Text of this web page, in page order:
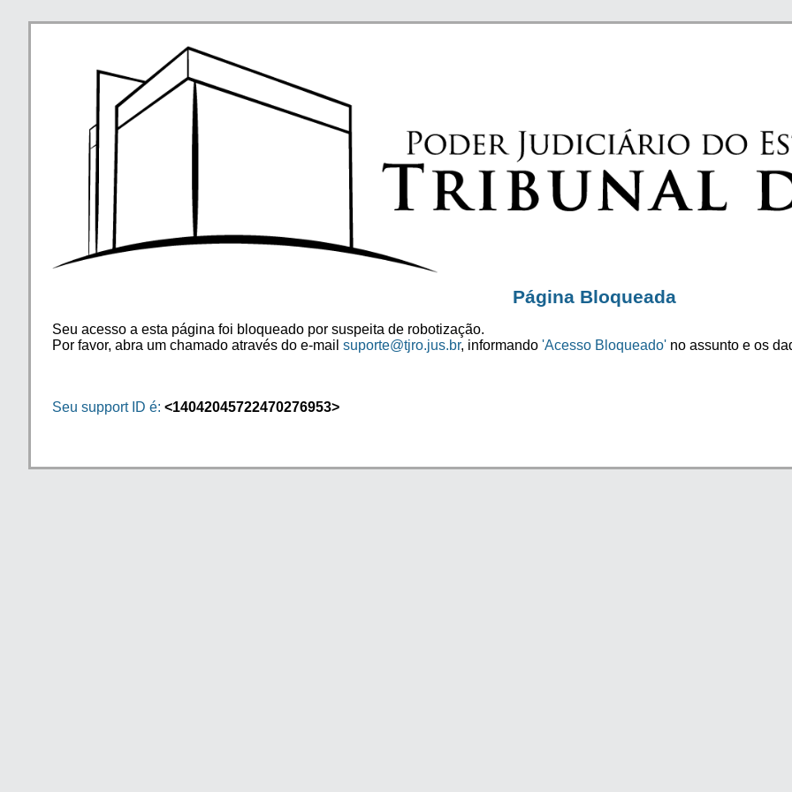
Página Bloqueada
Seu acesso a esta página foi bloqueado por suspeita de robotização.
Por favor, abra um chamado através do e-mail suporte@tjro.jus.br, informando 'Acesso Bloqueado' no assunto e os
Seu support ID é: <14042045722470276953>